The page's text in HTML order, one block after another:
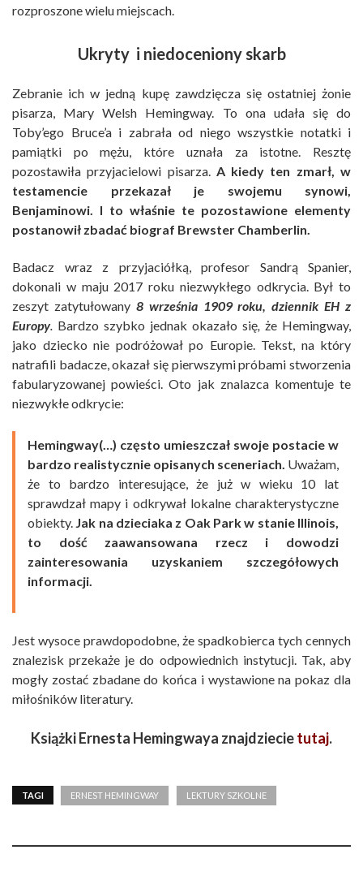
rozproszone wielu miejscach.
Ukryty i niedoceniony skarb
Zebranie ich w jedną kupę zawdzięcza się ostatniej żonie
pisarza, Mary Welsh Hemingway. To ona udała się do
Toby’ego Bruce’a i zabrała od niego wszystkie notatki i
pamiątki po mężu, które uznała za istotne. Resztę
pozostawiła przyjacielowi pisarza. A kiedy ten zmarł, w
testamencie przekazał je swojemu synowi,
Benjaminowi. I to właśnie te pozostawione elementy
postanowił zbadać biograf Brewster Chamberlin.
Badacz wraz z przyjaciółką, profesor Sandrą Spanier,
dokonali w maju 2017 roku niezwykłego odkrycia. Był to
zeszyt zatytułowany 8 września 1909 roku, dziennik EH z
Europy. Bardzo szybko jednak okazało się że Hemingway,
jako dziecko nie podróżował po Europie. Tekst, na który
natrafili badacze, okazał się pierwszymi próbami stworzenia
fabularyzowanej powieści. Oto jak znalazca komentuje te
niezwykłe odkrycie:
Hemingway(…) często umieszczał swoje postacie w
bardzo realistycznie opisanych sceneriach. Uważam,
że to bardzo interesujące, że już w wieku 10 lat
sprawdzał mapy i odkrywał lokalne charakterystyczne
obiekty. Jak na dzieciaka z Oak Park w stanie Illinois,
to dość zaawansowana rzecz i dowodzi
zainteresowania uzyskaniem szczegółowych
informacji.
Jest wysoce prawdopodobne, że spadkobierca tych cennych
znalezisk przekaże je do odpowiednich instytucji. Tak, aby
mogły zostać zbadane do końca i wystawione na pokaz dla
miłośników literatury.
Książki Ernesta Hemingwaya znajdziecietutaj.
TAGI ERNEST HEMINGWAY LEKTURY SZKOLNE